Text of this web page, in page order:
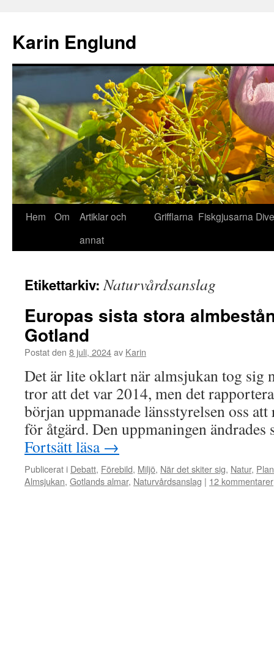
innehåll
Karin Englund
Hem Om
Artiklar och
annat
Grifflarna Fiskgjusarna
Etikettarkiv:Naturvårdsanslag
Europas sista stora
Gotland
Postat den 8 juli, 2024av Karin
Det är lite oklart när almsjukan tog sig
tror att det var 2014, men det
början uppmanade länsstyrelsen oss
för åtgärd. Den uppmaningen
Fortsätt läsa →
Publicerat i Debatt, Förebild, Miljö, När det skiter sig, Natur,
Almsjukan, Gotlands almar, Naturvårdsanslag | 12 kommentarer